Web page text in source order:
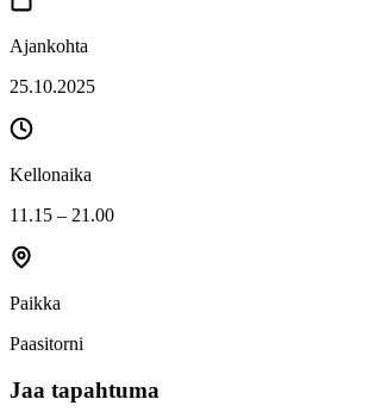
Ajankohta
25.10.2025
Kellonaika
11.15 – 21.00
Paikka
Paasitorni
Jaa tapahtuma